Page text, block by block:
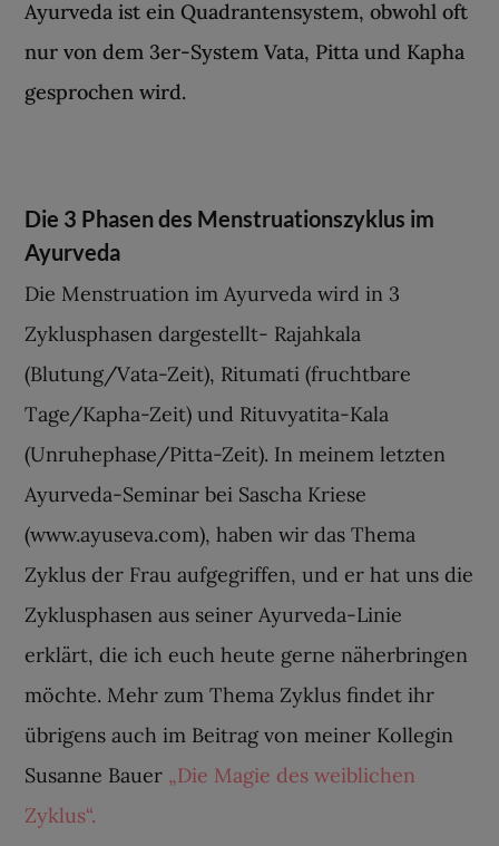
Ayurveda ist ein Quadrantensystem, obwohl oft
nur von dem 3er-System Vata, Pitta und Kapha
gesprochen wird.
Die 3 Phasen des Menstruationszyklus im
Ayurveda
Die Menstruation im Ayurveda wird in 3
Zyklusphasen dargestellt- Rajahkala
(Blutung/Vata-Zeit), Ritumati (fruchtbare
Tage/Kapha-Zeit) und Rituvyatita-Kala
(Unruhephase/Pitta-Zeit). In meinem letzten
Ayurveda-Seminar bei Sascha Kriese
(www.ayuseva.com), haben wir das Thema
Zyklus der Frau aufgegriffen, und er hat uns die
Zyklusphasen aus seiner Ayurveda-Linie
erklärt, die ich euch heute gerne näherbringen
möchte. Mehr zum Thema Zyklus findet ihr
übrigens auch im Beitrag von meiner Kollegin
Susanne Bauer „Die Magie des weiblichen
Zyklus“.